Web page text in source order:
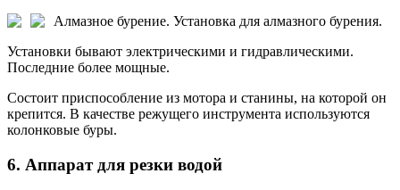
Алмазное бурение. Установка для алмазного бурения.
Установки бывают электрическими и гидравлическими.
Последние более мощные.
Состоит приспособление из мотора и станины, на которой он
крепится. В качестве режущего инструмента используются
колонковые буры.
6. Аппарат для резки водой